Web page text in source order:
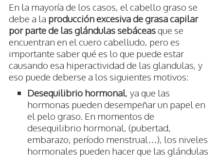
En la mayoría de los casos, el cabello graso se
debe a la producción excesiva de grasa capilar
por parte de las glándulas sebáceasque se
encuentran en el cuero cabelludo, pero es
importante saber qué es lo que puede estar
causando esa hiperactividad de las glandulas, y
eso puede deberse a los siguientes motivos:
Desequilibrio hormonal, ya que las
hormonas pueden desempeñar un papel en
el pelo graso. En momentos de
desequilibrio hormonal, (pubertad,
embarazo, período menstrual…), los niveles
hormonales pueden hacer que las glándulas